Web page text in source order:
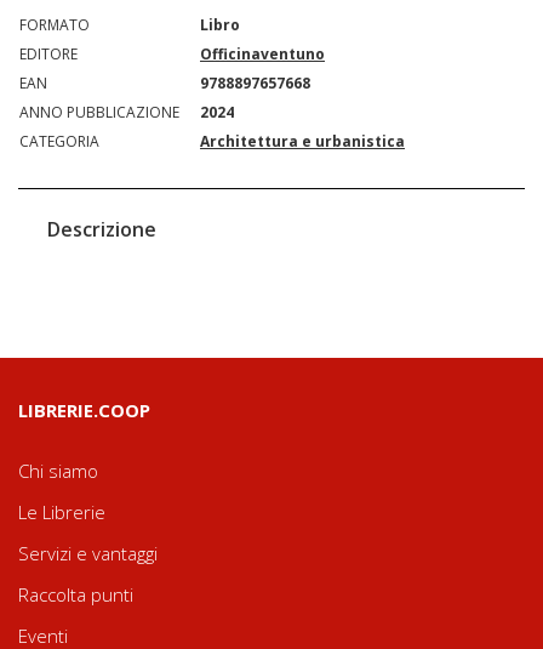
FORMATO
Libro
EDITORE
Officinaventuno
EAN
9788897657668
ANNO PUBBLICAZIONE
2024
CATEGORIA
Architettura e urbanistica
Descrizione
LIBRERIE.COOP
Chi siamo
Le Librerie
Servizi e vantaggi
Raccolta punti
Eventi